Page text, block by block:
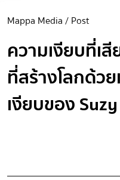
Mappa Media / Post
ความเงียบที่เ
ที่สร้างโลกด้ว
เงียบของ